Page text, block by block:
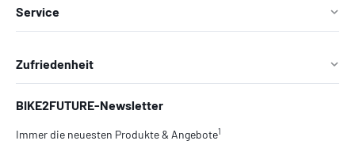
Service
Zufriedenheit
BIKE2FUTURE-Newsletter
Immer die neuesten Produkte & Angebote1